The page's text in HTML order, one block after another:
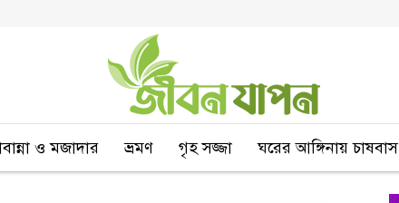
ও মজাদার ভ্রমণ গৃহ সজ্জা ঘরের আঙ্গিনায় চাষবাস